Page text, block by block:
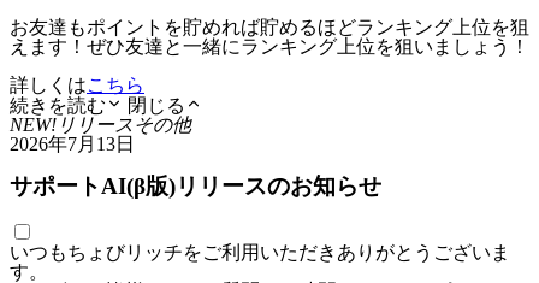
お友達もポイントを貯めれば貯めるほどランキング上位を狙
えます！ぜひ友達と一緒にランキング上位を狙いましょう！
詳しくはこちら
続きを読む
閉じる
NEW! リリースその他
2026年7月13日
サポートAI(β版)リリースのお知らせ
いつもちょびリッチをご利用いただきありがとうございま
す。